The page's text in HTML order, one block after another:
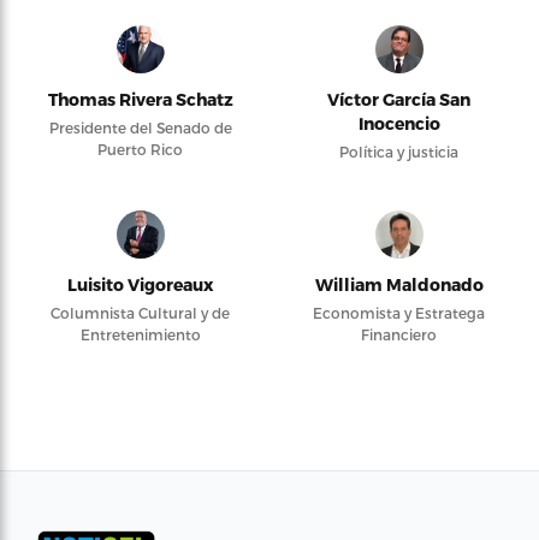
Thomas Rivera Schatz
Presidente del Senado de
Puerto Rico
Víctor García San
Inocencio
Política y justicia
Luisito Vigoreaux
Columnista Cultural y de
Entretenimiento
William Maldonado
Economista y Estratega
Financiero